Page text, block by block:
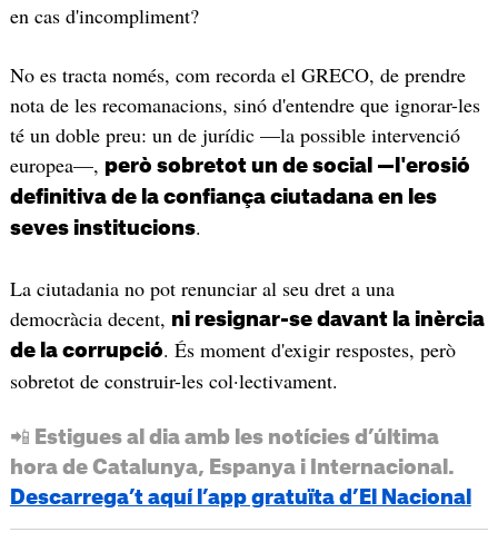
en cas d'incompliment?
No es tracta només, com recorda el GRECO, de prendre
nota de les recomanacions, sinó d'entendre que ignorar-les
té un doble preu: un de jurídic —la possible intervenció
europea—, però sobretot un de social —l'erosió
definitiva de la confiança ciutadana en les
seves institucions.
La ciutadania no pot renunciar al seu dret a una
democràcia decent, ni resignar-se davant la inèrcia
de la corrupció. És moment d'exigir respostes, però
sobretot de construir-les col·lectivament.
📲 Estigues al dia amb les notícies d’última
hora de Catalunya, Espanya i Internacional.
Descarrega’t aquí l’app gratuïta d’El Nacional